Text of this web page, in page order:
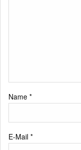
Name *
E-Mail *